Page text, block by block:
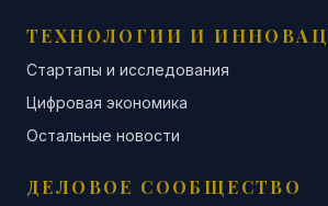
ТЕХНОЛОГИИ И
Стартапы и исследования
Цифровая экономика
Остальные новости
ДЕЛОВОЕ СООБЩЕСТВО